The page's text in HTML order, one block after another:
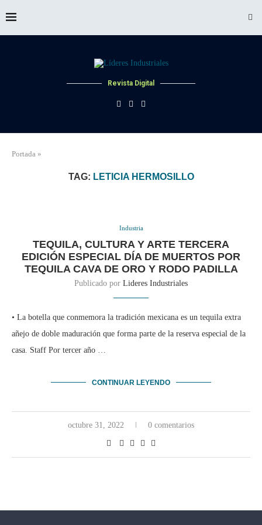
Revista Digital
Portada »
TAG: LETICIA HERMOSILLO
Industria
TEQUILA, CULTURA Y ARTE TERCERA
EDICIÓN ESPECIAL DÍA DE MUERTOS POR
TEQUILA CAVA DE ORO Y RODO PADILLA
Publicado por Lideres Industriales
• La botella que conmemora la tradición mexicana es un tequila extra
añejo de doble maduración que forma parte de la reserva especial de la
casa. Staff Por tercer año …
CONTINUAR LEYENDO
octubre 31, 2022 0 comentarios